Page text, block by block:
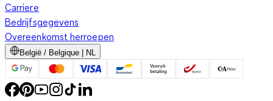
Carriere
Bedrijfsgegevens
Overeenkomst herroepen
België / Belgique | NL